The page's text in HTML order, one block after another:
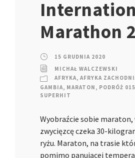
Marathon
15 GRUDNIA 2020
MICHAŁ WALCZEWSKI
AFRYKA, AFRYKA
GAMBIA, MARATON , PODRÓŻ
SUPERHIT
Wyobraźcie sobie
zwycięzcę czeka 30-
ryżu. Maraton, na trasie
pomimo panującej